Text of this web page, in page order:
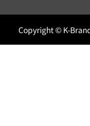
Copyright © K-